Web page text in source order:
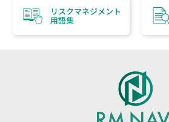
リスクマネジメント
用語集